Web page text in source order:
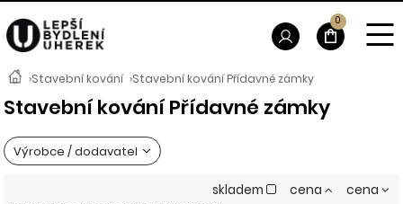
›Stavební kování ›Stavební kování Přídavné zámky
Stavební kování Přídavné zámky
Výrobce / dodavatel
skladem cena
cena
0